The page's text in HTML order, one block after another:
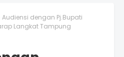
Audiensi dengan Pj.Bupati
Langkat Tampung